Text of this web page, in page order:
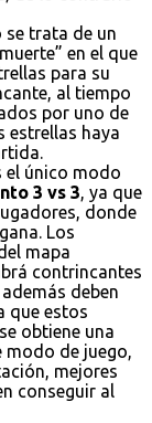
se trata de un
en el que
para su
al tiempo
por uno de
estrellas haya
el único modo
3 vs 3, ya que
donde
Los
mapa
contrincantes
deben
que estos
obtiene una
modo de juego,
mejores
conseguir al